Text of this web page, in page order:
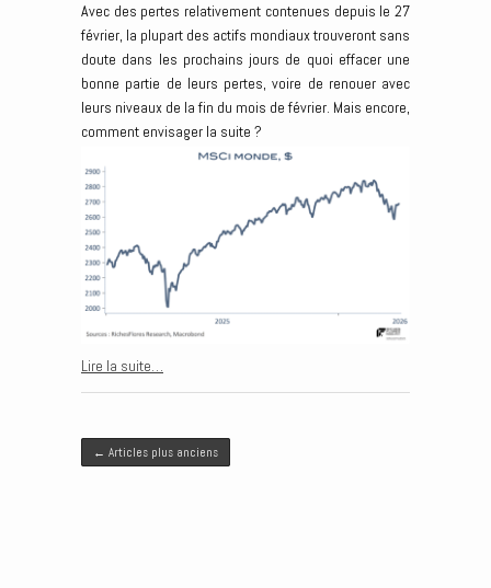
Avec des pertes relativement contenues depuis le 27
février, la plupart des actifs mondiaux trouveront sans
doute dans les prochains jours de quoi effacer une
bonne partie de leurs pertes, voire de renouer avec
leurs niveaux de la fin du mois de février. Mais encore,
comment envisager la suite ?
Lire la suite…
Post navigation
← Articles plus anciens